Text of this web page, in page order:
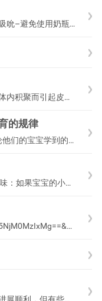
继续母乳喂养知识分享只让他在乳房上吸吮–避免使用奶瓶及安抚奶嘴健康的婴儿并不需要任何葡萄糖水，白水或配方奶，但奶瓶和奶嘴已经成为很多医院的常规，妳可能需
新生儿黄疸是由于新生儿时期胆红素在体内积聚而引起皮肤、粘膜、巩膜等部位黄染的现象。
的规律
你的宝宝达到目标了吗?父母们经常谈论他们的宝宝学到的新技能:我的宝宝现在会说“妈妈”了;我们的孩子最近刚学会走路，整天在
5种异常尿液是疾病征兆1、明显的尿臊味：如果宝宝的小便突然变得有明显的臊味，通常可能因为液体摄入量少了、排汗量大，气候炎热等情况，尝试适当增加饮水、饮奶
http://mp.weixin.qq.com/s?__biz=MjM5NjM0MzIxMg==&mid=200786993&idx=1&